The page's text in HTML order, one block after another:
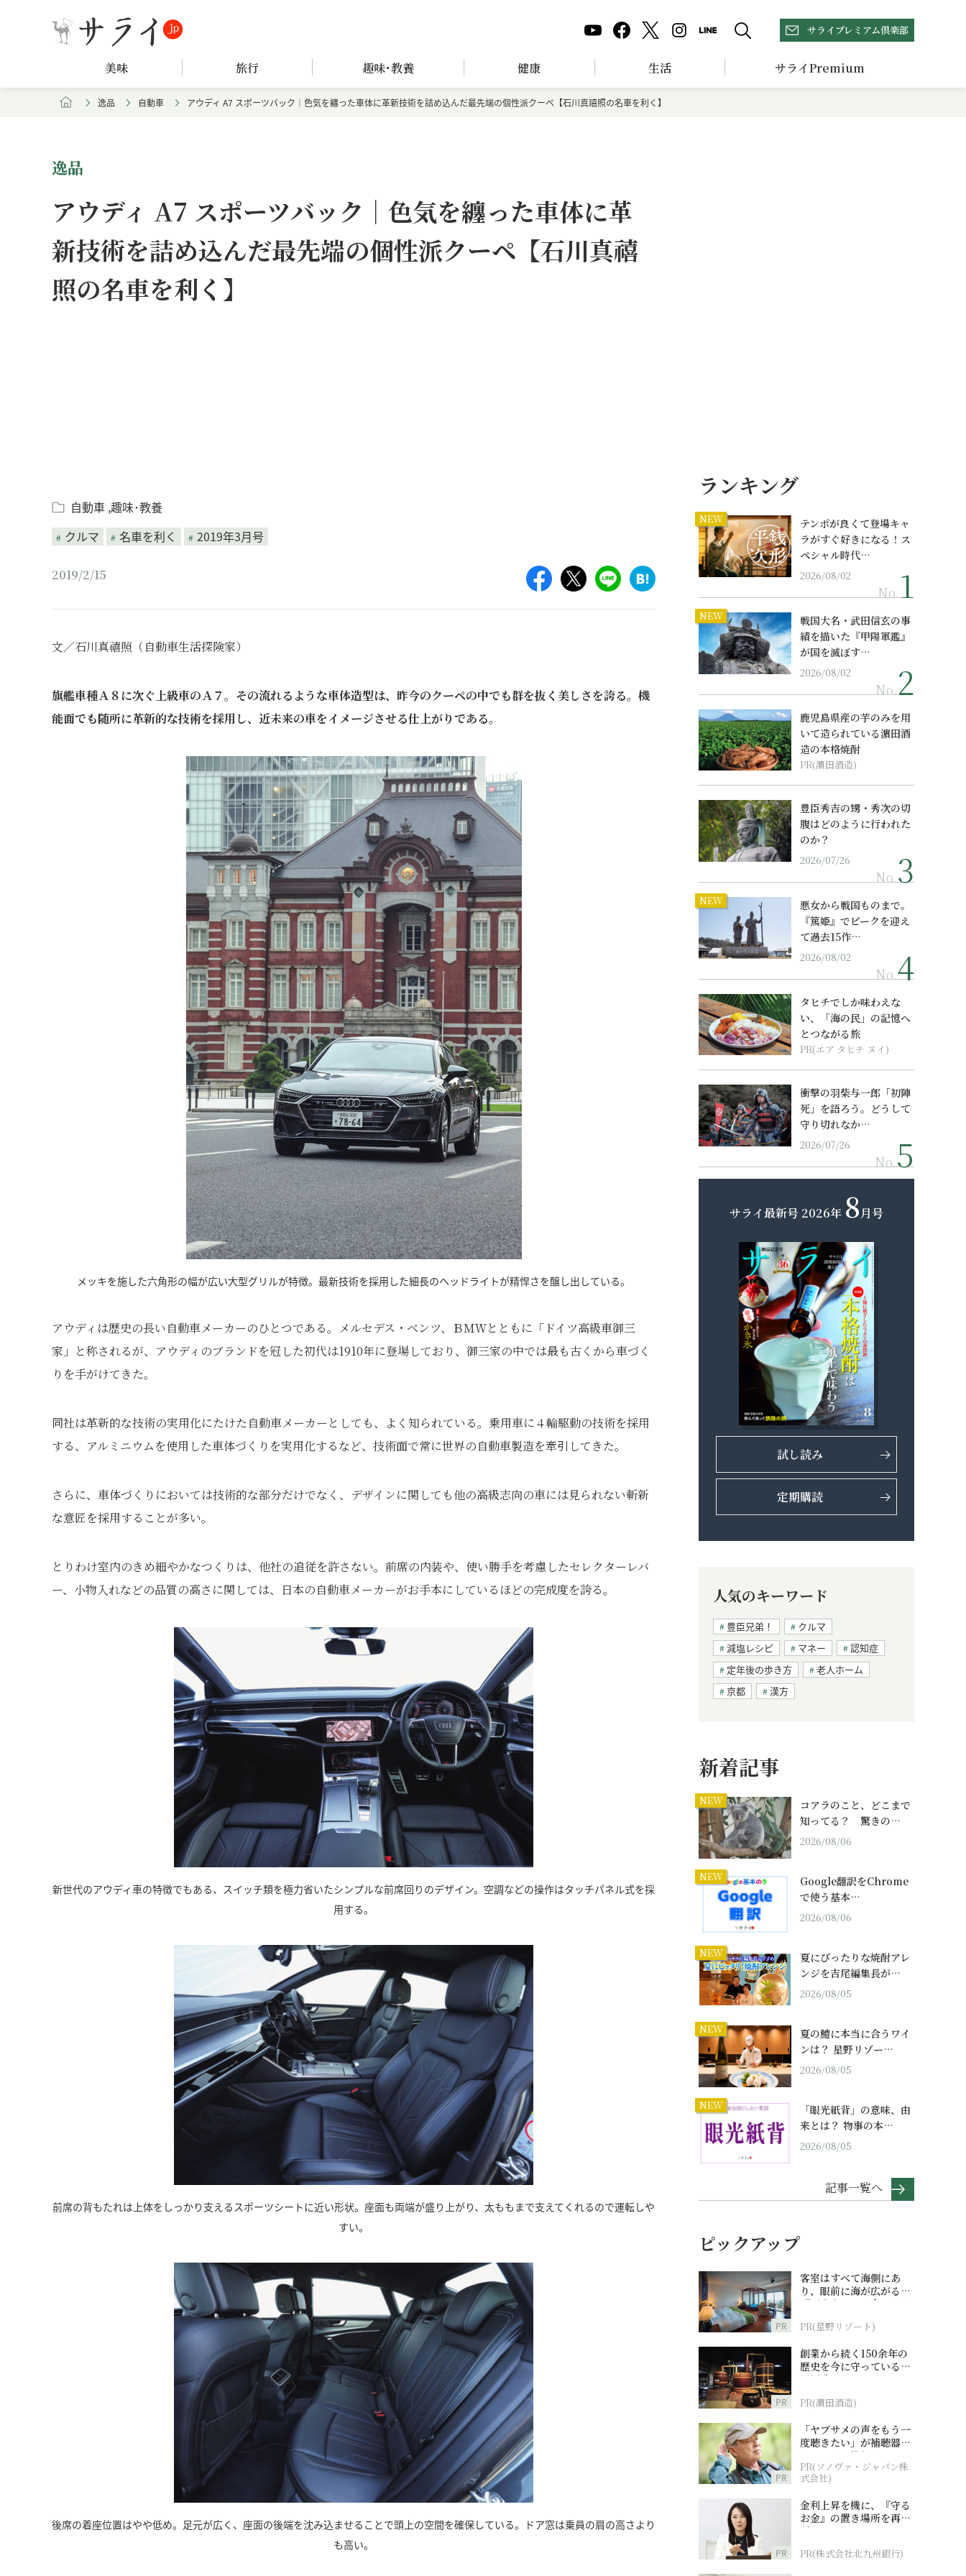
サライプレミアム倶楽部
美味 旅行 趣味･教養 健康 生活 サライPremium
逸品 自動車 アウディ A7 スポーツバック｜色気を纏った車体に革新技術を詰め込んだ最先端の個性派クーペ【石川真禧照の名車を利く】
逸品
アウディ A7 スポーツバック｜色気を纏った車体に革
新技術を詰め込んだ最先端の個性派クーペ【石川真禧
照の名車を利く】
自動車 趣味･教養
クルマ
名車を利く 2019年3月号
2019/2/15
文／石川真禧照（自動車生活探険家）
旗艦車種Ａ８に次ぐ上級車のＡ７。その流れるような車体造型は、昨今のクーペの中でも群を抜く美しさを誇る。機
能面でも随所に革新的な技術を採用し、近未来の車をイメージさせる仕上がりである。
メッキを施した六角形の幅が広い大型グリルが特徴。最新技術を採用した細長のヘッドライトが精悍さを醸し出している。
アウディは歴史の長い自動車メーカーのひとつである。メルセデス・ベンツ、ＢＭＷとともに「ドイツ高級車御三
家」と称されるが、アウディのブランドを冠した初代は1910年に登場しており、御三家の中では最も古くから車づく
りを手がけてきた。
同社は革新的な技術の実用化にたけた自動車メーカーとしても、よく知られている。乗用車に４輪駆動の技術を採用
する、アルミニウムを使用した車体づくりを実用化するなど、技術面で常に世界の自動車製造を牽引してきた。
さらに、車体づくりにおいては技術的な部分だけでなく、デザインに関しても他の高級志向の車には見られない斬新
な意匠を採用することが多い。
とりわけ室内のきめ細やかなつくりは、他社の追従を許さない。前席の内装や、使い勝手を考慮したセレクターレバ
ー、小物入れなどの品質の高さに関しては、日本の自動車メーカーがお手本にしているほどの完成度を誇る。
新世代のアウディ車の特徴でもある、スイッチ類を極力省いたシンプルな前席回りのデザイン。空調などの操作はタッチパネル式を採
用する。
前席の背もたれは上体をしっかり支えるスポーツシートに近い形状。座面も両端が盛り上がり、太ももまで支えてくれるので運転しや
すい。
後席の着座位置はやや低め。足元が広く、座面の後端を沈み込ませることで頭上の空間を確保している。ドア窓は乗員の肩の高さより
も高い。
ランキング
NEW
テンポが良くて登場キャ
ラがすぐ好きになる！ス
ペシャル時代…
2026/08/02
No.
NEW
戦国大名・武田信玄の事
績を描いた『甲陽軍鑑』
が国を滅ぼす…
2026/08/02
No.
鹿児島県産の芋のみを用
いて造られている濵田酒
造の本格焼酎
PR(濵田酒造)
豊臣秀吉の甥・秀次の切
腹はどのように行われた
のか？
2026/07/26
No.
NEW
悪女から戦国ものまで。
『篤姫』でピークを迎え
て過去15作…
2026/08/02
No.
タヒチでしか味わえな
い、「海の民」の記憶へ
とつながる旅
PR(エア タヒチ ヌイ)
衝撃の羽柴与一郎「初陣
死」を語ろう。どうして
守り切れなか…
2026/07/26
No.
サライ最新号 2026年 8月号
試し読み
定期購読
人気のキーワード
豊臣兄弟！
クルマ
減塩レシピ
マネー
認知症
定年後の歩き方
老人ホーム
京都
漢方
新着記事
NEW
コアラのこと、どこまで
知ってる？ 驚きの…
2026/08/06
NEW
Google翻訳をChrome
で使う基本…
2026/08/06
NEW
夏にぴったりな焼酎アレ
ンジを吉尾編集長が…
2026/08/05
NEW
夏の鱧に本当に合うワイ
ンは？ 星野リゾー…
2026/08/05
NEW
「眼光紙背」の意味、由
来とは？ 物事の本…
2026/08/05
記事一覧へ
ピックアップ
PR
客室はすべて海側にあ
り、眼前に海が広がる
『西表島ホテル by 星野
PR(星野リゾート)
PR
創業から続く150余年の
歴史を今に守っている濵
田酒造
PR(濵田酒造)
PR
「ヤブサメの声をもう一
度聴きたい」が補聴器チ
ャレンジの後押しに
PR(ソノヴァ・ジャパン株
式会社)
PR
金利上昇を機に、『守る
お金』の置き場所を再検
討
PR(株式会社北九州銀行)